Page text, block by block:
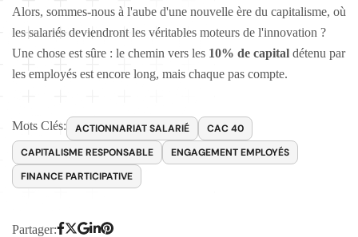
Alors, sommes-nous à l'aube d'une nouvelle ère du capitalisme, où
les salariés deviendront les véritables moteurs de l'innovation ?
Une chose est sûre : le chemin vers les 10% de capital détenu par
les employés est encore long, mais chaque pas compte.
Mots Clés: ACTIONNARIAT SALARIÉ
CAC 40
CAPITALISME RESPONSABLE
ENGAGEMENT EMPLOYÉS
FINANCE PARTICIPATIVE
Partager: